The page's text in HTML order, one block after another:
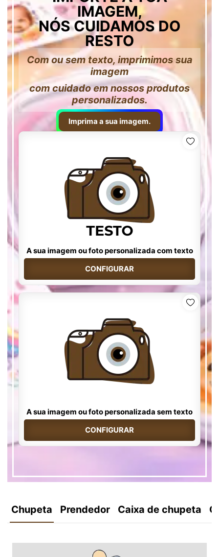
IMAGEM,
NÓS CUIDAMOS DO
RESTO
Com ou sem texto, imprimimos sua
imagem
com cuidado em nossos produtos
personalizados.
Imprima a sua imagem.
A sua imagem ou foto personalizada com texto
CONFIGURAR
A sua imagem ou foto personalizada sem texto
CONFIGURAR
Chupeta Prendedor Caixa de chupeta